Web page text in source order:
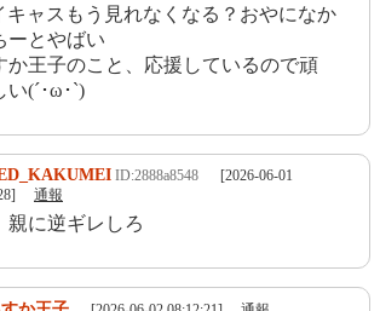
キャスもう見れなくなる？おやになか
ーとやばい
か王子のこと、応援しているので頑
い(´･ω･`)
ID:2888a8548
[2026-06-01
通報
に逆ギレしろ